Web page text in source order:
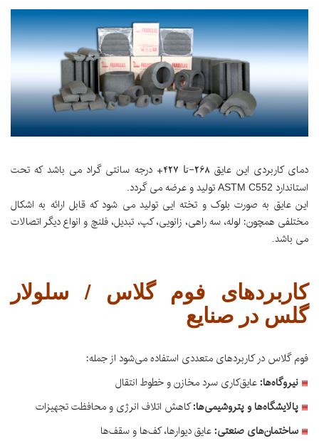
دمای کاربردی این عایق 268- تا
427+ درجه سانتی گراد می باشد که تحت
استاندارد ASTM C552 تولید و عرضه می گردد.
این عایق به صورت بلوک و تخته ایی تولید می شود که قابل ارائه به اشکال
مختلفی همچون: لوله، سه راهی، زانویی، کپ، تبدیل، فلنچ و انواع دیگر اتصالات
می باشد.
کاربردهای فوم گلاس / سلولار
گلس در صنایع
فوم گلاس در کاربردهای متعددی استفاده می‌شود از جمله:
نیروگاه‌ها:عایق‌کاری سرد مخازن و خطوط انتقال
پالایشگاه‌ها و پتروشیمی‌ها:کاهش اتلاف انرژی و محافظت تجهیزات
ساختمان‌های صنعتی:عایق دیوارها، کف‌ها و سقف‌ها